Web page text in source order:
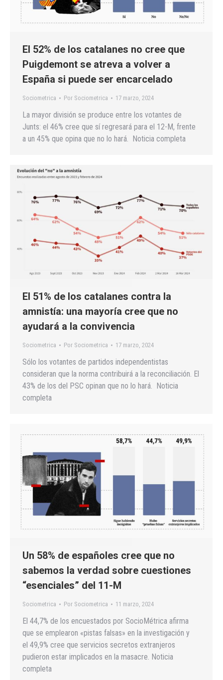
El 52% de los catalanes no cree que
Puigdemont se atreva a volver a
España si puede ser encarcelado
Sociometrica Por Sociometrica 17 marzo, 2024
La mayor división se produce entre los votantes de
Junts: el 46% cree que sí regresará para el 12-M, frente
a un 45% que opina que no lo hará. Noticia completa
El 51% de los catalanes contra la
amnistía: una mayoría cree que no
ayudará a la convivencia
Sociometrica Por Sociometrica 17 marzo, 2024
Sólo los votantes de partidos independentistas
consideran que la norma contribuirá a la reconciliación. El
43% de los del PSC opinan que no lo hará. Noticia
completa
Un 58% de españoles cree que no
sabemos la verdad sobre cuestiones
“esenciales” del 11-M
Sociometrica Por Sociometrica 11 marzo, 2024
El 44,7% de los encuestados por SocioMétrica afirma
que se emplearon «pistas falsas» en la investigación y
el 49,9% cree que servicios secretos extranjeros
pudieron estar implicados en la masacre. Noticia
completa